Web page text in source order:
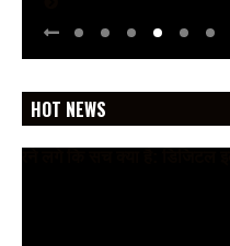
HOT NEWS